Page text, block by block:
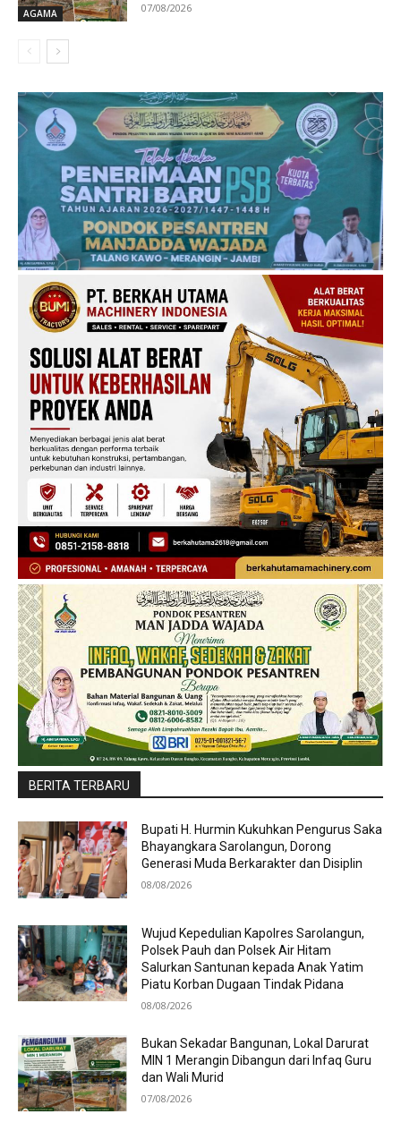
AGAMA 07/08/2026
BERITA TERBARU
Bupati H. Hurmin Kukuhkan Pengurus Saka
Bhayangkara Sarolangun, Dorong
Generasi Muda Berkarakter dan Disiplin
08/08/2026
Wujud Kepedulian Kapolres Sarolangun,
Polsek Pauh dan Polsek Air Hitam
Salurkan Santunan kepada Anak Yatim
Piatu Korban Dugaan Tindak Pidana
08/08/2026
Bukan Sekadar Bangunan, Lokal Darurat
MIN 1 Merangin Dibangun dari Infaq Guru
dan Wali Murid
07/08/2026